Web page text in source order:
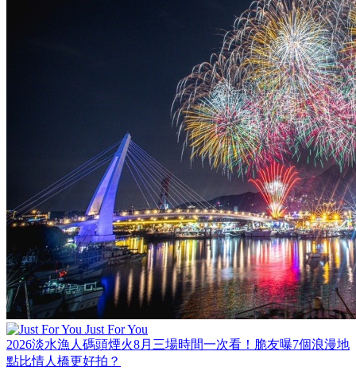
Just For You
2026淡水漁人碼頭煙火8月三場時間一次看！脆友曝7個浪漫地
點比情人橋更好拍？